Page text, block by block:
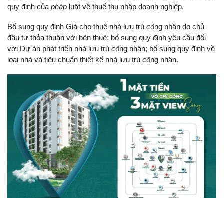
quy định của pháp luật về thuế thu nhập doanh nghiệp.
Bổ sung quy định Giá cho thuê nhà lưu trú công nhân do chủ
đầu tư thỏa thuận với bên thuê; bổ sung quy định yêu cầu đối
với Dự án phát triển nhà lưu trú công nhân; bổ sung quy định về
loại nhà và tiêu chuẩn thiết kế nhà lưu trú công nhân.